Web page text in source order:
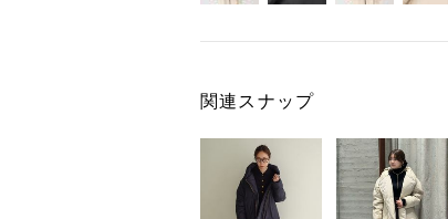
関連スナップ